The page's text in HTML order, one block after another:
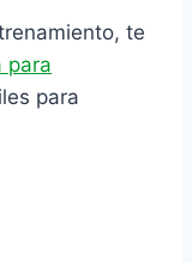
te
para
para